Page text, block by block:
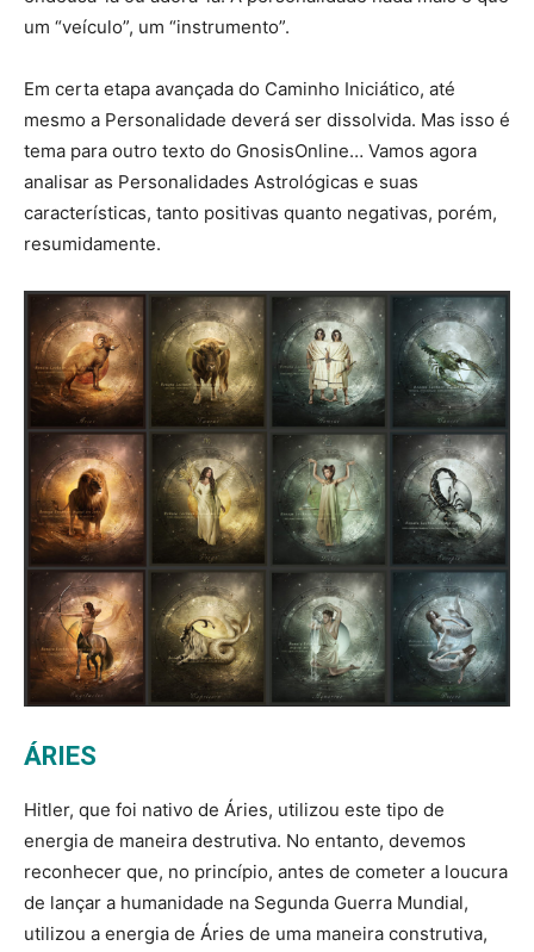
um “veículo”, um “instrumento”.
Em certa etapa avançada do Caminho Iniciático, até
mesmo a Personalidade deverá ser dissolvida. Mas isso é
tema para outro texto do GnosisOnline… Vamos agora
analisar as Personalidades Astrológicas e suas
características, tanto positivas quanto negativas, porém,
resumidamente.
ÁRIES
Hitler, que foi nativo de Áries, utilizou este tipo de
energia de maneira destrutiva. No entanto, devemos
reconhecer que, no princípio, antes de cometer a loucura
de lançar a humanidade na Segunda Guerra Mundial,
utilizou a energia de Áries de uma maneira construtiva,